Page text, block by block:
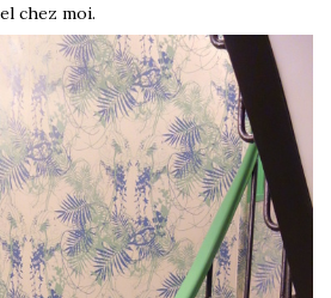
chez moi.